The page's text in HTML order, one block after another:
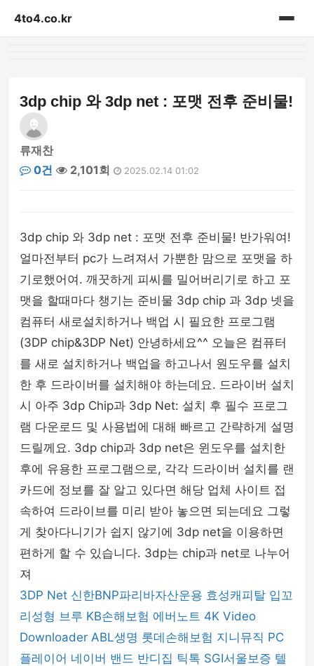
4to4.co.kr
3dp chip 와 3dp net : 포맷 전후 준비물!
류재찬
0건
2,101회 2025.02.14 01:02
3dp chip 와 3dp net : 포맷 전후 준비물! 반가워여!
얼마전부터 pc가 느려져서 가뿐한 맘으로 포맷을 하
기로했어여. 깨꿋하게 피씨를 밀어버리기로 하고 포
맷을 할때마다 챙기는 준비물 3dp chip 과 3dp 넷을
컴퓨터 새로설치하거나 백업 시 필요한 프로그램
(3DP chip&3DP Net) 안녕하세요^^ 오늘은 컴퓨터
를 새로 설치하거나 백업을 하고나서 원도우를 설치
한 후 드라이버를 설치해야 하는데요. 드라이버 설치
시 아주 3dp Chip과 3dp Net: 설치 후 필수 프로그
램 다운로드 및 사용법에 대해 빠르고 간략하게 설명
드릴께요. 3dp chip과 3dp net은 윈도우를 설치한
후에 유용한 프로그램으로, 각각 드라이버 설치를 랜
카드에 정보를 잘 알고 있다면 해당 업체 사이트 접
속하여 드라이브를 미리 받아 놓으면 되는데요 그렇
게 찾아다니기가 쉽지 않기에 3dp net을 이용하면
편하게 할 수 있습니다. 3dp는 chip과 net로 나누어
져
3DP Net 신한BNP파리바자산운용 효성캐피탈 입꼬
리성형 브루 KB손해보험 에버노트 4K Video
Downloader ABL생명 롯데손해보험 지니뮤직 PC
플레이어 네이버 밴드 반디집 틱톡 SGI서울보증 텔